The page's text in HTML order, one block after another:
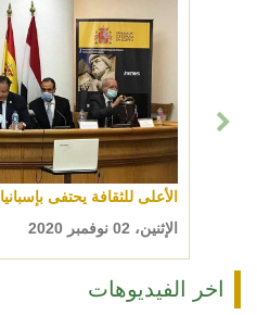
الأعلى للثقافة يحتفى بإسبانيا
الإثنين، 02 نوفمبر 2020
اخر الفيديوهات